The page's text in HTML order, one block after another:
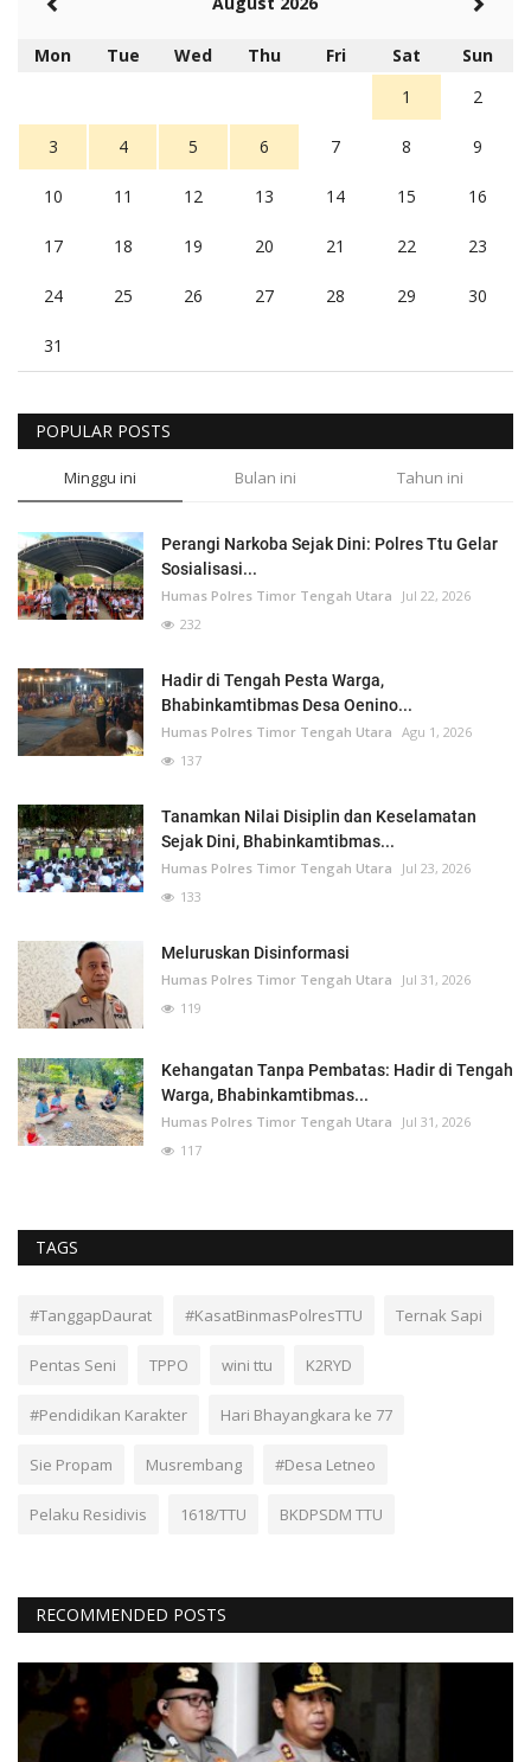
Mon Tue Wed Thu Fri Sat
Sun
1
2
3 4 5 6 7 8 9
10 11 12 13 14 15 16
17 18 19 20 21 22 23
24 25 26 27 28 29 30
31
POPULAR POSTS
Minggu ini Bulan ini Tahun ini
Perangi Narkoba Sejak Dini: Polres Ttu Gelar
Sosialisasi...
Humas Polres Timor Tengah Utara
Jul 22, 2026
232
Hadir di Tengah Pesta Warga,
Bhabinkamtibmas Desa Oenino...
Humas Polres Timor Tengah Utara Agu 1, 2026
137
Tanamkan Nilai Disiplin dan Keselamatan
Sejak Dini, Bhabinkamtibmas...
Humas Polres Timor Tengah Utara
Jul 23, 2026
133
Meluruskan Disinformasi
Humas Polres Timor Tengah Utara
Jul 31, 2026
119
Kehangatan Tanpa Pembatas: Hadir di Tengah
Warga, Bhabinkamtibmas...
Humas Polres Timor Tengah Utara
Jul 31, 2026
117
TAGS
#TanggapDaurat #KasatBinmasPolresTTU Ternak Sapi
Pentas Seni TPPO wini ttu K2RYD
#Pendidikan Karakter Hari Bhayangkara ke 77
Sie Propam Musrembang #Desa Letneo
Pelaku Residivis 1618/TTU BKDPSDM TTU
RECOMMENDED POSTS